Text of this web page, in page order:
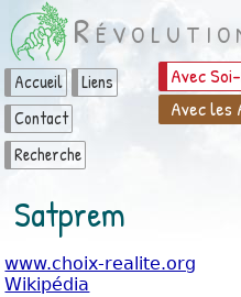
Accueil
Liens
Contact
Recherche
Avec
Avec les
Satprem
www.choix-realite.org
Wikipédia